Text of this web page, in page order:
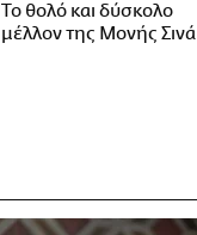
Το θολό και δύσκολο
μέλλον της Μονής Σινά